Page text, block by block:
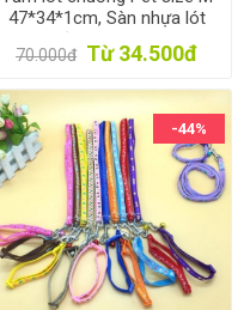
47*34*1cm, Sàn nhựa lót
cho vật nuôi, thú cưng
70.000đ Từ 34.500đ
-44%